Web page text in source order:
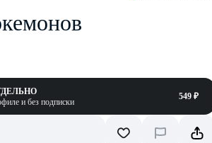
и без подписки
549 ₽